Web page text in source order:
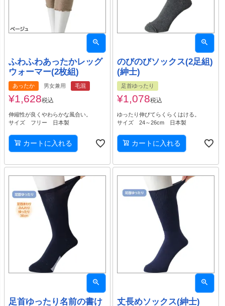
ふわふわあったかレッグ
ウォーマー(2枚組)
あったか 男女兼用 毛混
¥1,628税込
伸縮性が良くやわらかな風合い。
サイズ フリー 日本製
カートに入れる
のびのびソックス(2足組)
(紳士)
足首ゆったり
¥1,078税込
ゆったり伸びてらくらくはける。
サイズ 24～26cm 日本製
カートに入れる
足首ゆったり名前の書け 丈長めソックス(紳士)